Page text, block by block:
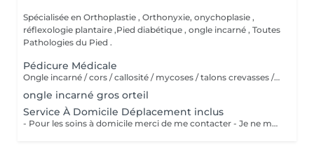
Spécialisée en Orthoplastie , Orthonyxie, onychoplasie ,
réflexologie plantaire ,Pied diabétique , ongle incarné , Toutes
Pathologies du Pied .
Pédicure Médicale
Ongle incarné / cors / callosité / mycoses / talons crevasses / coupe les ongles /soin pied d'athlète sportif / durillons / pensmemt / pieds diabétiques / onychoplastie construire ongles
ongle incarné gros orteil
Service À Domicile Déplacement inclus
- Pour les soins à domicile merci de me contacter - Je ne me déplace pas à plus de 20 KM